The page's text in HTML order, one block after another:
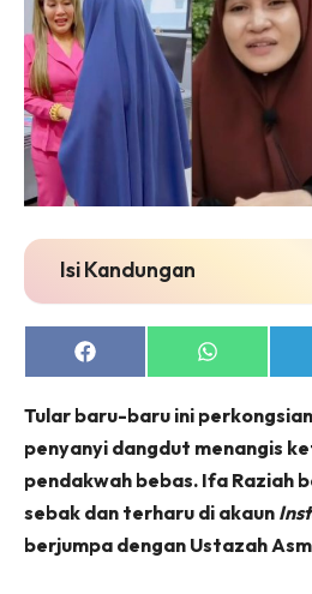
Isi Kandungan
Share
on
Share
on
Tular baru-baru ini
penyanyi dangdut menangis
pendakwah bebas. Ifa Raziah
sebak dan terharu di akaun
berjumpa dengan Ustazah